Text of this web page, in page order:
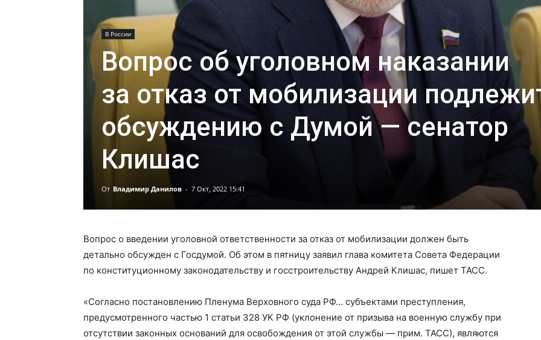
В России
Вопрос об уголовном наказании
за отказ от мобилизации
обсуждению с Думой — сенатор
Клишас
От Владимир Данилов - 7 Окт, 2022 15:41
Вопрос о введении уголовной ответственности за отказ от мобилизации должен быть
детально обсужден с Госдумой. Об этом в пятницу заявил глава комитета Совета Федерации
по конституционному законодательству и госстроительству Андрей Клишас, пишет ТАСС.
«Согласно постановлению Пленума Верховного суда РФ… субъектами преступления,
предусмотренного частью 1 статьи 328 УК РФ (уклонение от призыва на военную службу при
отсутствии законных оснований для освобождения от этой службы — прим. ТАСС), являются